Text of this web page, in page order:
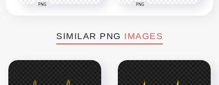
PNG PNG
SIMILAR PNG IMAGES